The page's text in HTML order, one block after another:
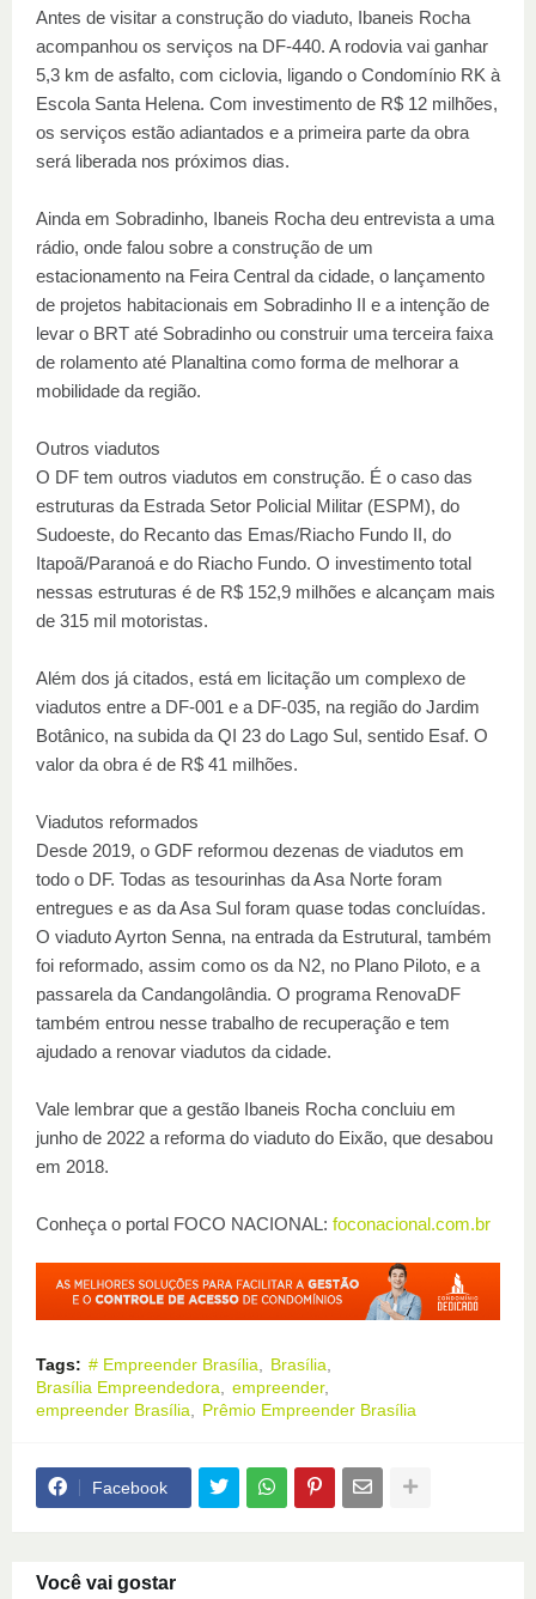
Antes de visitar a construção do viaduto, Ibaneis Rocha
acompanhou os serviços na DF-440. A rodovia vai ganhar
5,3 km de asfalto, com ciclovia, ligando o Condomínio RK à
Escola Santa Helena. Com investimento de R$ 12 milhões,
os serviços estão adiantados e a primeira parte da obra
será liberada nos próximos dias.
Ainda em Sobradinho, Ibaneis Rocha deu entrevista a uma
rádio, onde falou sobre a construção de um
estacionamento na Feira Central da cidade, o lançamento
de projetos habitacionais em Sobradinho II e a intenção de
levar o BRT até Sobradinho ou construir uma terceira faixa
de rolamento até Planaltina como forma de melhorar a
mobilidade da região.
Outros viadutos
O DF tem outros viadutos em construção. É o caso das
estruturas da Estrada Setor Policial Militar (ESPM), do
Sudoeste, do Recanto das Emas/Riacho Fundo II, do
Itapoã/Paranoá e do Riacho Fundo. O investimento total
nessas estruturas é de R$ 152,9 milhões e alcançam mais
de 315 mil motoristas.
Além dos já citados, está em licitação um complexo de
viadutos entre a DF-001 e a DF-035, na região do Jardim
Botânico, na subida da QI 23 do Lago Sul, sentido Esaf. O
valor da obra é de R$ 41 milhões.
Viadutos reformados
Desde 2019, o GDF reformou dezenas de viadutos em
todo o DF. Todas as tesourinhas da Asa Norte foram
entregues e as da Asa Sul foram quase todas concluídas.
O viaduto Ayrton Senna, na entrada da Estrutural, também
foi reformado, assim como os da N2, no Plano Piloto, e a
passarela da Candangolândia. O programa RenovaDF
também entrou nesse trabalho de recuperação e tem
ajudado a renovar viadutos da cidade.
Vale lembrar que a gestão Ibaneis Rocha concluiu em
junho de 2022 a reforma do viaduto do Eixão, que desabou
em 2018.
Conheça o portal FOCO NACIONAL: foconacional.com.br
Tags: # Empreender Brasília
Brasília
Brasília Empreendedora
empreender
empreender Brasília
Prêmio Empreender Brasília
Facebook
Você vai gostar